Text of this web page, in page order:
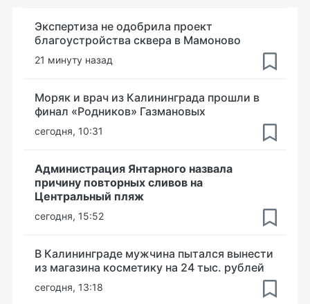
Экспертиза не одобрила проект
благоустройства сквера в Мамоново
21 минуту назад
Моряк и врач из Калининграда прошли в
финал «Родников» Газмановых
сегодня, 10:31
Администрация Янтарного назвала
причину повторных сливов на
Центральный пляж
сегодня, 15:52
В Калининграде мужчина пытался вынести
из магазина косметику на 24 тыс. рублей
сегодня, 13:18